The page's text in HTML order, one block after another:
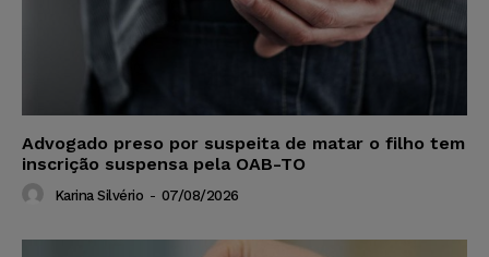
Advogado preso por suspeita de matar o filho tem
inscrição suspensa pela OAB-TO
Karina Silvério - 07/08/2026